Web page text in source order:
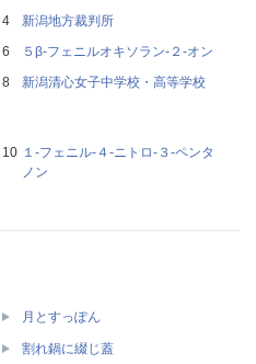
新潟地方裁判所
５β‐フェニルオキソラン‐２‐オン
新潟清心女子中学校・高等学校
１‐フェニル‐４‐ニトロ‐３‐ペンタ
ノン
月とすっぽん
割れ鍋に綴じ蓋